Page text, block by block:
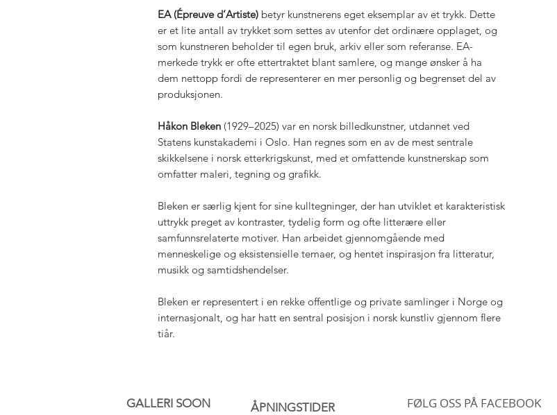
EA (Épreuve d’Artiste) betyr kunstnerens eget eksemplar av et trykk. Dette
er et lite antall av trykket som settes av utenfor det ordinære opplaget, og
som kunstneren beholder til egen bruk, arkiv eller som referanse. EA-
merkede trykk er ofte ettertraktet blant samlere, og mange ønsker å ha
dem nettopp fordi de representerer en mer personlig og begrenset del av
produksjonen.
Håkon Bleken (1929–2025) var en norsk billedkunstner, utdannet ved
Statens kunstakademi i Oslo. Han regnes som en av de mest sentrale
skikkelsene i norsk etterkrigskunst, med et omfattende kunstnerskap som
omfatter maleri, tegning og grafikk.
Bleken er særlig kjent for sine kulltegninger, der han utviklet et karakteristisk
uttrykk preget av kontraster, tydelig form og ofte litterære eller
samfunnsrelaterte motiver. Han arbeidet gjennomgående med
menneskelige og eksistensielle temaer, og hentet inspirasjon fra litteratur,
musikk og samtidshendelser.
Bleken er representert i en rekke offentlige og private samlinger i Norge og
internasjonalt, og har hatt en sentral posisjon i norsk kunstliv gjennom flere
tiår.
GALLERI SOON ÅPNINGSTIDER FØLG OSS PÅ FACEBOOK